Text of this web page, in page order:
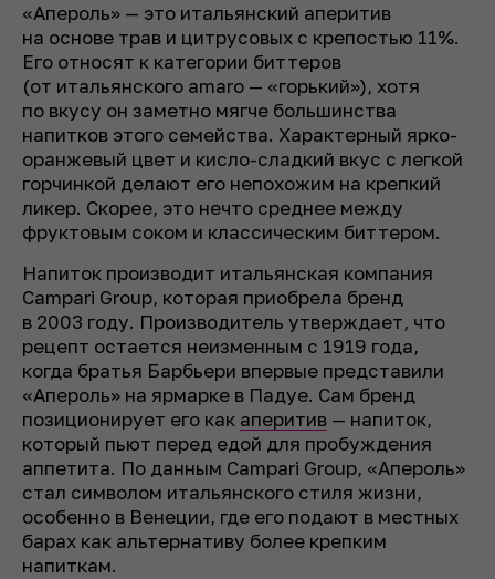
«Апероль» — это итальянский аперитив
на основе трав и цитрусовых с крепостью 11%.
Его относят к категории биттеров
(от итальянского amaro — «горький»), хотя
по вкусу он заметно мягче большинства
напитков этого семейства. Характерный ярко-
оранжевый цвет и кисло-сладкий вкус с легкой
горчинкой делают его непохожим на крепкий
ликер. Скорее, это нечто среднее между
фруктовым соком и классическим биттером.
Напиток производит итальянская компания
Campari Group, которая приобрела бренд
в 2003 году. Производитель утверждает, что
рецепт остается неизменным с 1919 года,
когда братья Барбьери впервые представили
«Апероль» на ярмарке в Падуе. Сам бренд
позиционирует его как аперитив — напиток,
который пьют перед едой для пробуждения
аппетита. По данным Campari Group, «Апероль»
стал символом итальянского стиля жизни,
особенно в Венеции, где его подают в местных
барах как альтернативу более крепким
напиткам.